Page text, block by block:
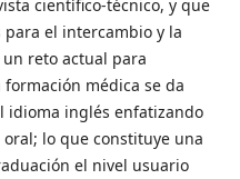
científico-técnico, y que
el intercambio y la
reto actual para
médica se da
idioma inglés enfatizando
lo que constituye una
el nivel usuario